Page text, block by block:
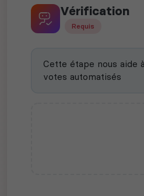
Vérification
Requis
Cette étape nous aide
votes automatisés